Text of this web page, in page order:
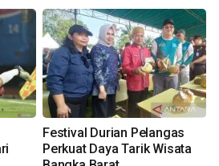
Festival Durian Pelangas
Perkuat Daya Tarik Wisata